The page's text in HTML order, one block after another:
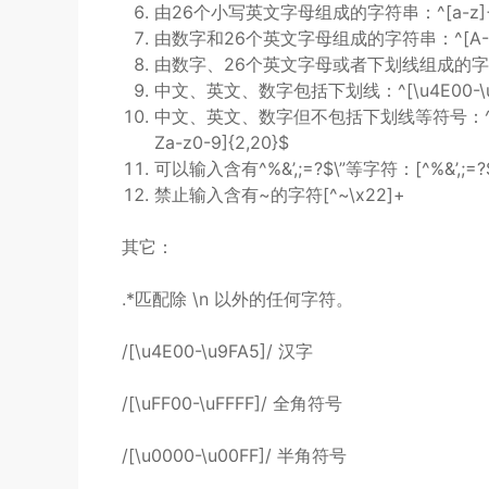
由26个小写英文字母组成的字符串：^[a-
由数字和26个英文字母组成的字符串：
由数字、26个英文字母或者下划线组成的
中文、英文、数字包括下划线：
中文、英文、数字但不包括下划线等符
Za-z0-9]{2,20}$
可以输入含有^%&’,;=?$\”等字符：
禁止输入含有~的字符[^~\x22]+
其它：
.*匹配除 \n 以外的任何字符。
/[\u4E00-\u9FA5]/ 汉字
/[\uFF00-\uFFFF]/ 全角符号
/[\u0000-\u00FF]/ 半角符号